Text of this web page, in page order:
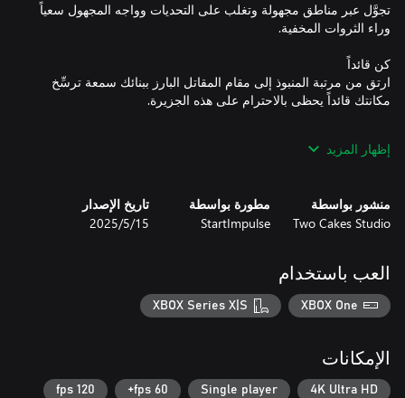
تجوَّل عبر مناطق مجهولة وتغلب على التحديات وواجه المجهول سعياً
ارتق من مرتبة المنبوذ إلى مقام المقاتل البارز ببنائك سمعة ترسِّخ
انطلق في مغامرة استكشاف الجزيرة. تعمّق في ألغازها واكتشف
إظهار المزيد
منشور بواسطة
Two Cakes Studio
مطورة بواسطة
StartImpulse
تاريخ الإصدار
15‏/5‏/2025
العب باستخدام
XBOX One
XBOX Series X|S
الإمكانات
4K Ultra HD
Single player
60 fps+
120 fps